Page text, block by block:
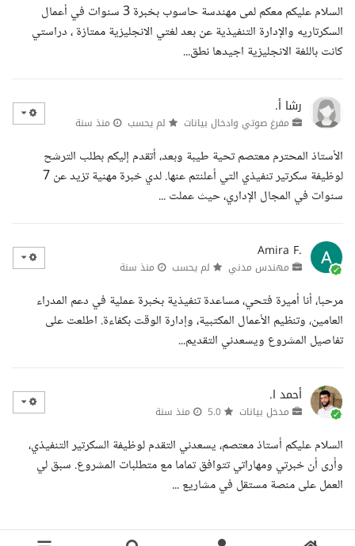
السلام عليكم معكم لمى مهندسة حاسوب بخبرة 3 سنوات في أعمال
السكرتاريه والإدارة التنفيذية عن بعد لغتي الانجليزية ممتازة ، دراستي
كانت باللغة الانجليزية اجيدها نطق...
رشا أ.
مفرغ صوتي وادخال بيانات لم يحسب منذ سنة
الأستاذ المحترم معتصم تحية طيبة وبعد، أتقدم إليكم بطلب الترشح
لوظيفة سكرتير تنفيذي التي أعلنتم عنها. لدي خبرة مهنية تزيد عن 7
سنوات في المجال الإداري، حيث عملت ...
Amira F.
مهندس مدني لم يحسب منذ سنة
مرحبا، أنا أميرة فتحي، مساعدة تنفيذية بخبرة عملية في دعم المدراء
العامين، وتنظيم الأعمال المكتبية، وإدارة الوقت بكفاءة. اطلعت على
تفاصيل المشروع ويسعدني التقديم...
أحمد ا.
مدخل بيانات منذ سنة
السلام عليكم أستاذ معتصم، يسعدني التقدم لوظيفة السكرتير التنفيذي،
وأرى أن خبرتي ومهاراتي تتوافق تماما مع متطلبات المشروع. سبق لي
العمل على منصة مستقل في مشاريع ...